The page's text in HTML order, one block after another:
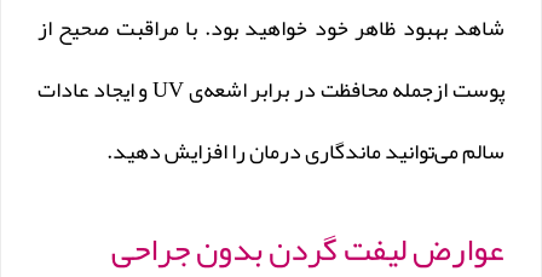
شاهد بهبود ظاهر خود خواهید بود. با مراقبت صحیح از
پوست ازجمله محافظت در برابر اشعه‌ی UV و ایجاد عادات
سالم می‌توانید ماندگاری درمان را افزایش دهید.
عوارض لیفت گردن بدون جراحی